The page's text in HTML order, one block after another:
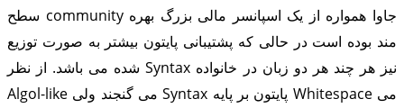
سطح community جاوا همواره از یک اسپانسر مالی بزرگ بهره
مند بوده است در حالی که پشتیبانی پایتون بیشتر به صورت توزیع
شده می باشد. از نظر Syntax نیز هر چند هر دو زبان در خانواده
Algol-like می گنجند ولی Syntax پایتون بر پایه Whitespace می